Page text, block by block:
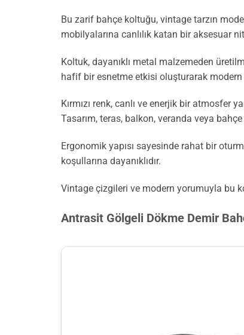
Bu zarif bahçe koltuğu, vintage tarzın
mobilyalarına canlılık katan bir aksesuar
Koltuk, dayanıklı metal malzemeden
hafif bir esnetme etkisi oluşturarak
Kırmızı renk, canlı ve enerjik bir
Tasarım, teras, balkon, veranda veya
Ergonomik yapısı sayesinde rahat bir
koşullarına dayanıklıdır.
Vintage çizgileri ve modern yorumuyla bu
Antrasit Gölgeli Dökme Demir